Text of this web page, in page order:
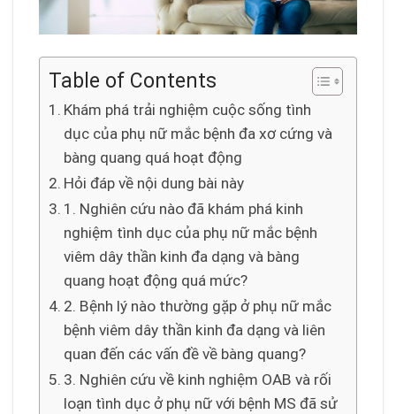
Table of Contents
Khám phá trải nghiệm cuộc sống tình
dục của phụ nữ mắc bệnh đa xơ cứng và
bàng quang quá hoạt động
Hỏi đáp về nội dung bài này
1. Nghiên cứu nào đã khám phá kinh
nghiệm tình dục của phụ nữ mắc bệnh
viêm dây thần kinh đa dạng và bàng
quang hoạt động quá mức?
2. Bệnh lý nào thường gặp ở phụ nữ mắc
bệnh viêm dây thần kinh đa dạng và liên
quan đến các vấn đề về bàng quang?
3. Nghiên cứu về kinh nghiệm OAB và rối
loạn tình dục ở phụ nữ với bệnh MS đã sử